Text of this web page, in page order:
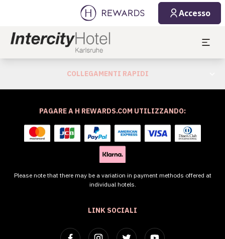
Accesso
COLLEGAMENTI RAPIDI
LINK SOCIALI
PAGARE A H REWARDS.COM UTILIZZANDO:
Please note that there may be a variation in payment methods offered at
individual hotels.